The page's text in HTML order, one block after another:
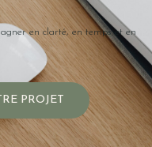
en clarté, en temps et en
PROJET